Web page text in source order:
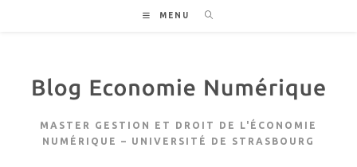
MENU
MASTER GESTION ET DROIT DE L'ÉCONOMIE
NUMÉRIQUE – UNIVERSITÉ DE STRASBOURG